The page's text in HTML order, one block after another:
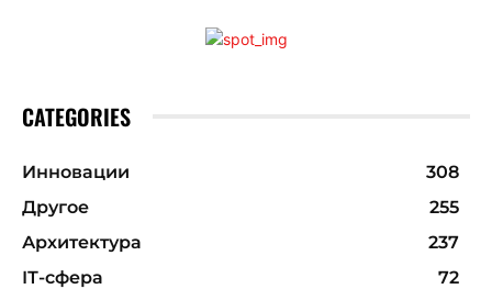
CATEGORIES
Инновации
308
Другое
255
Архитектура
237
ІТ-сфера
72